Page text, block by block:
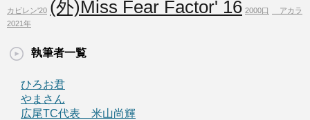
カビレン'20 (外)Miss Fear Factor' 16 2000口
アカラ
2021年
執筆者一覧
ひろお君
やまさん
広尾TC代表 米山尚輝